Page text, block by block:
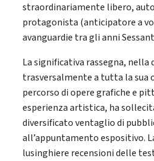
straordinariamente libero,
protagonista (anticipatore a
avanguardie tra gli anni
La significativa rassegna,
trasversalmente a tutta la sua
percorso di opere grafiche e
esperienza artistica, ha
diversificato ventaglio di
all’appuntamento espositivo.
lusinghiere recensioni delle